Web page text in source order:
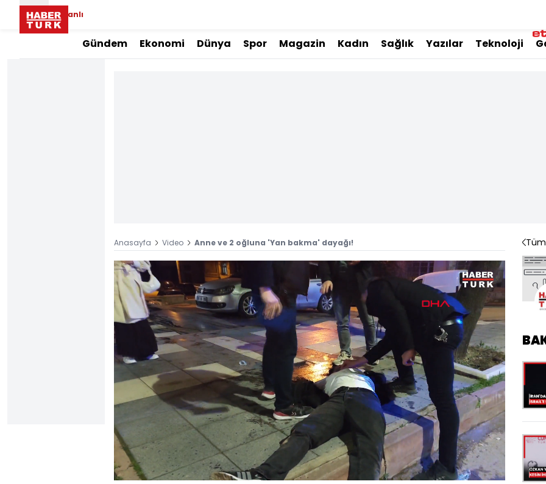
Canlı
Gündem Ekonomi Dünya Spor Magazin Kadın Sağlık Yazılar Teknoloji
Anasayfa Video Anne ve 2 oğluna 'Yan bakma' dayağı!
Sesi
Aç
1080
Yüklendi
26.96%
Oynatma
Hızı